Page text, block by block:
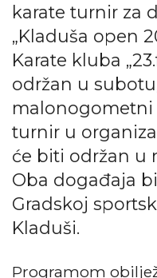
karate turnir za
„Kladuša open
Karate kluba
održan u
turnir u
će biti održan u
Oba događaja
Gradskoj
Kladuši.
Programom